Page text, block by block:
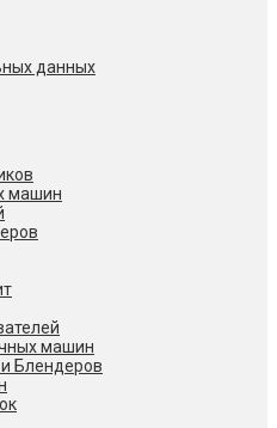
данных
машин
машин
Блендеров